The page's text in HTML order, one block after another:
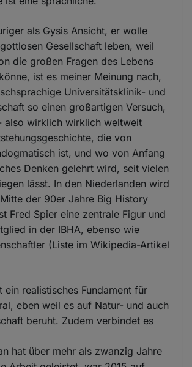
als Gysis Ansicht, er wolle
Gesellschaft leben, weil
die großen Fragen des Lebens
ist es meiner Meinung nach,
Universitätsklinik- und
so einen großartigen Versuch,
also wirklich wirklich weltweit
die von
ist, und wo von Anfang
Denken gelehrt wird, seit vielen
lässt. In den Niederlanden wird
der 90er Jahre Big History
Fred Spier eine zentrale Figur und
in der IBHA, ebenso wie
(Liste im Wikipedia-Artikel
ein realistisches Fundament für
eben weil es auf Natur- und auch
beruht. Zudem verbindet es
hat über mehr als zwanzig Jahre